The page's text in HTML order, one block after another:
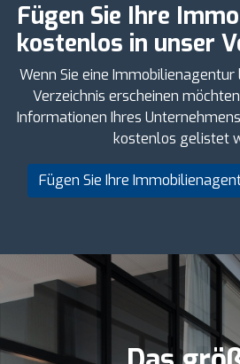
Fügen Sie Ihre
kostenlos in unser
Wenn Sie eine
Verzeichnis erscheinen
Informationen Ihres
kostenlos gelistet
Fügen Sie Ihre